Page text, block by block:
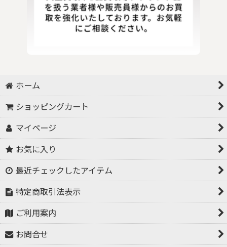
ホーム
ショッピングカート
マイページ
お気に入り
最近チェックしたアイテム
特定商取引法表示
ご利用案内
お問合せ